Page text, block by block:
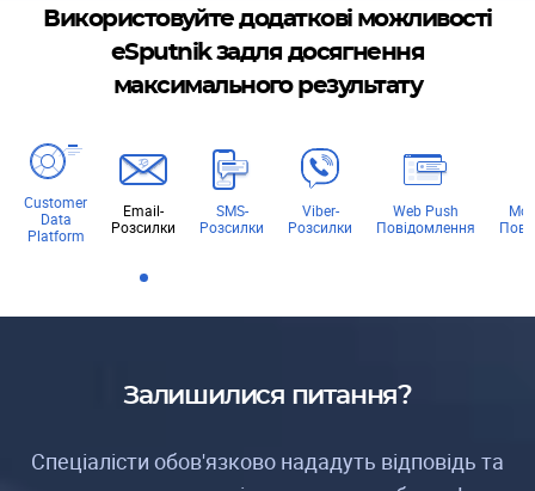
Використовуйте додаткові можливості
eSputnik задля досягнення
максимального результату
Customer
Data
Platform
Email-
Розсилки
SMS-
Розсилки
Viber-
Розсилки
Web Push
Повідомлення
Залишилися питання?
Спеціалісти обов'язково нададуть відповідь та